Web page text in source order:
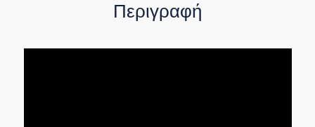
Περιγραφή